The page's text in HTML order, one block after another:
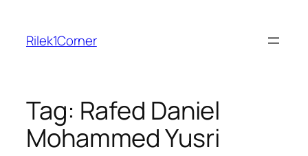
content
Rilek1Corner
Tag: Rafed Daniel
Mohammed Yusri